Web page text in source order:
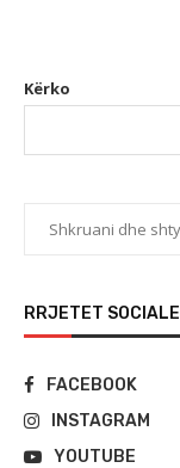
Kërko
RRJETET SOCIALE
FACEBOOK
INSTAGRAM
YOUTUBE